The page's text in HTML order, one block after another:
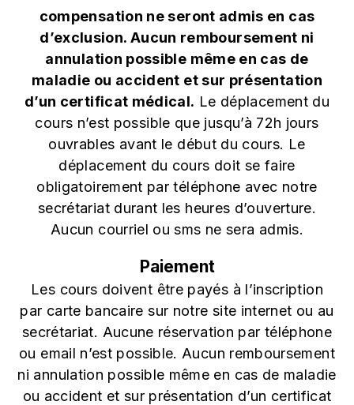
compensation ne seront admis en cas
d’exclusion. Aucun remboursement ni
annulation possible même en cas de
maladie ou accident et sur présentation
d’un certificat médical. Le déplacement du
cours n’est possible que jusqu’à 72h jours
ouvrables avant le début du cours. Le
déplacement du cours doit se faire
obligatoirement par téléphone avec notre
secrétariat durant les heures d’ouverture.
Aucun courriel ou sms ne sera admis.
Paiement
Les cours doivent être payés à l’inscription
par carte bancaire sur notre site internet ou au
secrétariat. Aucune réservation par téléphone
ou email n’est possible. Aucun remboursement
ni annulation possible même en cas de maladie
ou accident et sur présentation d’un certificat